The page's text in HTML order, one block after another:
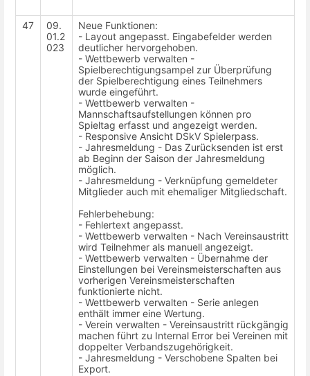
47
09.
01.2
023
Neue Funktionen:
- Layout angepasst. Eingabefelder werden
deutlicher hervorgehoben.
- Wettbewerb verwalten -
Spielberechtigungsampel zur Überprüfung
der Spielberechtigung eines Teilnehmers
wurde eingeführt.
- Wettbewerb verwalten -
Mannschaftsaufstellungen können pro
Spieltag erfasst und angezeigt werden.
- Responsive Ansicht DSkV Spielerpass.
- Jahresmeldung - Das Zurücksenden ist erst
ab Beginn der Saison der Jahresmeldung
möglich.
- Jahresmeldung - Verknüpfung gemeldeter
Mitglieder auch mit ehemaliger Mitgliedschaft.
Fehlerbehebung:
- Fehlertext angepasst.
- Wettbewerb verwalten - Nach Vereinsaustritt
wird Teilnehmer als manuell angezeigt.
- Wettbewerb verwalten - Übernahme der
Einstellungen bei Vereinsmeisterschaften aus
vorherigen Vereinsmeisterschaften
funktionierte nicht.
- Wettbewerb verwalten - Serie anlegen
enthält immer eine Wertung.
- Verein verwalten - Vereinsaustritt rückgängig
machen führt zu Internal Error bei Vereinen mit
doppelter Verbandszugehörigkeit.
- Jahresmeldung - Verschobene Spalten bei
Export.